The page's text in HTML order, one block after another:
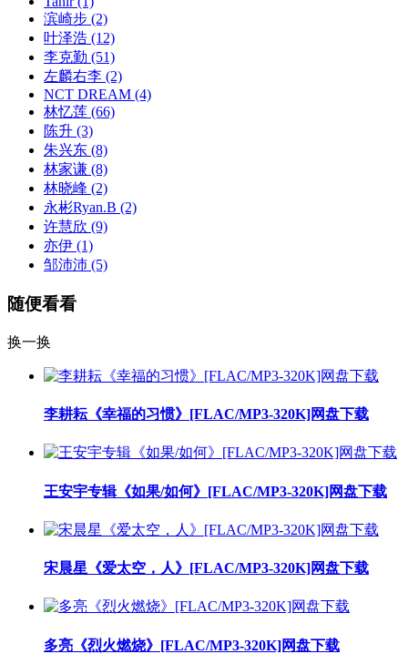
滨崎步 (2)
叶泽浩 (12)
李克勤 (51)
左麟右李 (2)
NCT DREAM (4)
林忆莲 (66)
陈升 (3)
朱兴东 (8)
林家谦 (8)
林晓峰 (2)
永彬Ryan.B (2)
许慧欣 (9)
亦伊 (1)
邹沛沛 (5)
随便看看
换一换
李耕耘《幸福的习惯》[FLAC/MP3-320K]网盘下载
王安宇专辑《如果/如何》[FLAC/MP3-320K]网盘下载
宋晨星《爱太空，人》[FLAC/MP3-320K]网盘下载
多亮《烈火燃烧》[FLAC/MP3-320K]网盘下载